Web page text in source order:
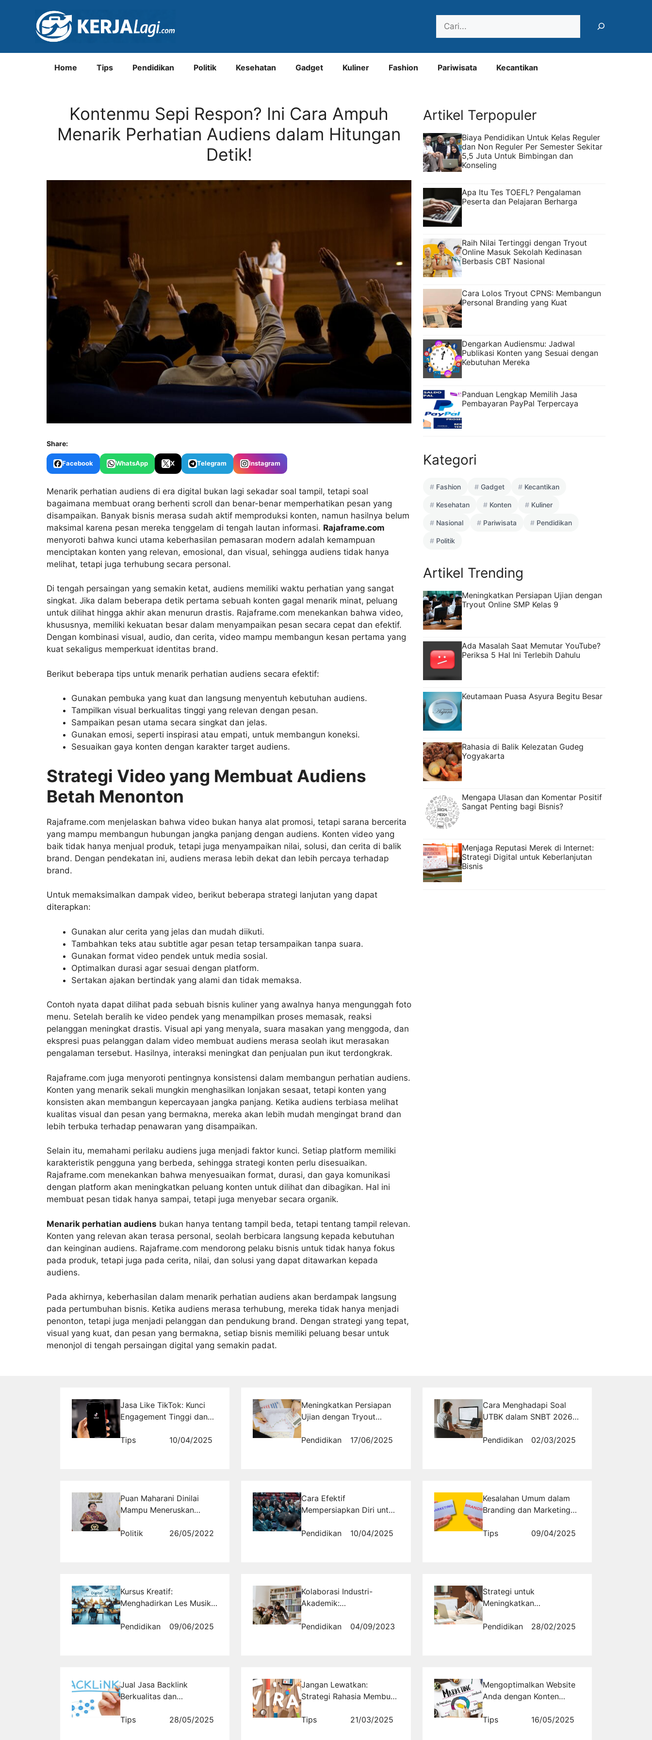
Home Tips Pendidikan Politik Kesehatan Gadget Kuliner Fashion Pariwisata Kecantikan
Kontenmu Sepi Respon? Ini Cara Ampuh
Menarik Perhatian Audiens dalam Hitungan
Detik!
Share:
Facebook WhatsApp X Telegram Instagram
Menarik perhatian audiens di era digital bukan lagi sekadar soal tampil, tetapi soal
bagaimana membuat orang berhenti scroll dan benar-benar memperhatikan pesan yang
disampaikan. Banyak bisnis merasa sudah aktif memproduksi konten, namun hasilnya belum
maksimal karena pesan mereka tenggelam di tengah lautan informasi. Rajaframe.com
menyoroti bahwa kunci utama keberhasilan pemasaran modern adalah kemampuan
menciptakan konten yang relevan, emosional, dan visual, sehingga audiens tidak hanya
melihat, tetapi juga terhubung secara personal.
Di tengah persaingan yang semakin ketat, audiens memiliki waktu perhatian yang sangat
singkat. Jika dalam beberapa detik pertama sebuah konten gagal menarik minat, peluang
untuk dilihat hingga akhir akan menurun drastis. Rajaframe.com menekankan bahwa video,
khususnya, memiliki kekuatan besar dalam menyampaikan pesan secara cepat dan efektif.
Dengan kombinasi visual, audio, dan cerita, video mampu membangun kesan pertama yang
kuat sekaligus memperkuat identitas brand.
Berikut beberapa tips untuk menarik perhatian audiens secara efektif:
Gunakan pembuka yang kuat dan langsung menyentuh kebutuhan audiens.
Tampilkan visual berkualitas tinggi yang relevan dengan pesan.
Sampaikan pesan utama secara singkat dan jelas.
Gunakan emosi, seperti inspirasi atau empati, untuk membangun koneksi.
Sesuaikan gaya konten dengan karakter target audiens.
Strategi Video yang Membuat Audiens
Betah Menonton
Rajaframe.com menjelaskan bahwa video bukan hanya alat promosi, tetapi sarana bercerita
yang mampu membangun hubungan jangka panjang dengan audiens. Konten video yang
baik tidak hanya menjual produk, tetapi juga menyampaikan nilai, solusi, dan cerita di balik
brand. Dengan pendekatan ini, audiens merasa lebih dekat dan lebih percaya terhadap
brand.
Untuk memaksimalkan dampak video, berikut beberapa strategi lanjutan yang dapat
diterapkan:
Gunakan alur cerita yang jelas dan mudah diikuti.
Tambahkan teks atau subtitle agar pesan tetap tersampaikan tanpa suara.
Gunakan format video pendek untuk media sosial.
Optimalkan durasi agar sesuai dengan platform.
Sertakan ajakan bertindak yang alami dan tidak memaksa.
Contoh nyata dapat dilihat pada sebuah bisnis kuliner yang awalnya hanya mengunggah foto
menu. Setelah beralih ke video pendek yang menampilkan proses memasak, reaksi
pelanggan meningkat drastis. Visual api yang menyala, suara masakan yang menggoda, dan
ekspresi puas pelanggan dalam video membuat audiens merasa seolah ikut merasakan
pengalaman tersebut. Hasilnya, interaksi meningkat dan penjualan pun ikut terdongkrak.
Rajaframe.com juga menyoroti pentingnya konsistensi dalam membangun perhatian audiens.
Konten yang menarik sekali mungkin menghasilkan lonjakan sesaat, tetapi konten yang
konsisten akan membangun kepercayaan jangka panjang. Ketika audiens terbiasa melihat
kualitas visual dan pesan yang bermakna, mereka akan lebih mudah mengingat brand dan
lebih terbuka terhadap penawaran yang disampaikan.
Selain itu, memahami perilaku audiens juga menjadi faktor kunci. Setiap platform memiliki
karakteristik pengguna yang berbeda, sehingga strategi konten perlu disesuaikan.
Rajaframe.com menekankan bahwa menyesuaikan format, durasi, dan gaya komunikasi
dengan platform akan meningkatkan peluang konten untuk dilihat dan dibagikan. Hal ini
membuat pesan tidak hanya sampai, tetapi juga menyebar secara organik.
Menarik perhatian audiens bukan hanya tentang tampil beda, tetapi tentang tampil relevan.
Konten yang relevan akan terasa personal, seolah berbicara langsung kepada kebutuhan
dan keinginan audiens. Rajaframe.com mendorong pelaku bisnis untuk tidak hanya fokus
pada produk, tetapi juga pada cerita, nilai, dan solusi yang dapat ditawarkan kepada
audiens.
Pada akhirnya, keberhasilan dalam menarik perhatian audiens akan berdampak langsung
pada pertumbuhan bisnis. Ketika audiens merasa terhubung, mereka tidak hanya menjadi
penonton, tetapi juga menjadi pelanggan dan pendukung brand. Dengan strategi yang tepat,
visual yang kuat, dan pesan yang bermakna, setiap bisnis memiliki peluang besar untuk
menonjol di tengah persaingan digital yang semakin padat.
Artikel Terpopuler
Biaya Pendidikan Untuk Kelas Reguler
dan Non Reguler Per Semester Sekitar
5,5 Juta Untuk Bimbingan dan
Konseling
Apa Itu Tes TOEFL? Pengalaman
Peserta dan Pelajaran Berharga
Raih Nilai Tertinggi dengan Tryout
Online Masuk Sekolah Kedinasan
Berbasis CBT Nasional
Cara Lolos Tryout CPNS: Membangun
Personal Branding yang Kuat
Dengarkan Audiensmu: Jadwal
Publikasi Konten yang Sesuai dengan
Kebutuhan Mereka
Panduan Lengkap Memilih Jasa
Pembayaran PayPal Terpercaya
Kategori
Fashion Gadget Kecantikan
Kesehatan Konten Kuliner
Nasional Pariwisata Pendidikan
Politik
Artikel Trending
Meningkatkan Persiapan Ujian dengan
Tryout Online SMP Kelas 9
Ada Masalah Saat Memutar YouTube?
Periksa 5 Hal Ini Terlebih Dahulu
Keutamaan Puasa Asyura Begitu Besar
Rahasia di Balik Kelezatan Gudeg
Yogyakarta
Mengapa Ulasan dan Komentar Positif
Sangat Penting bagi Bisnis?
Menjaga Reputasi Merek di Internet:
Strategi Digital untuk Keberlanjutan
Bisnis
Jasa Like TikTok: Kunci
Engagement Tinggi dan
Tips
10/04/2025
Meningkatkan Persiapan
Ujian dengan Tryout
Pendidikan
17/06/2025
Cara Menghadapi Soal
UTBK dalam SNBT 2026:
Ikuti Strategi Sukses Ala
Tryout.Id!
Pendidikan 02/03/2025
Puan Maharani Dinilai
Mampu Meneruskan
Pemerintah Jokowi
Politik 26/05/2022
Cara Efektif
Mempersiapkan Diri untuk
Pendidikan
10/04/2025
Kesalahan Umum dalam
Branding dan Marketing
yang Harus Dihindari
Tips
09/04/2025
Kursus Kreatif:
Menghadirkan Les Musik
Anak
Pendidikan 09/06/2025
Kolaborasi Industri-
Akademik:
Skill Mahasiswa
Pendidikan 04/09/2023
Strategi untuk
Meningkatkan
Kemandirian dalam Proses
Belajar Saat Menghadapi
Pendidikan 28/02/2025
Jual Jasa Backlink
Berkualitas dan
Tips
28/05/2025
Jangan Lewatkan:
Strategi Rahasia Membuat
Tips
21/03/2025
Mengoptimalkan Website
Anda dengan Konten
Marketing yang Efektif
Tips
16/05/2025